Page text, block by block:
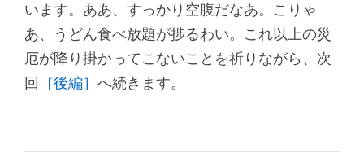
います。ああ、すっかり空腹だなあ。こりゃ
あ、うどん食べ放題が捗るわい。これ以上の災
厄が降り掛かってこないことを祈りながら、次
回
［後編］ へ続きます。